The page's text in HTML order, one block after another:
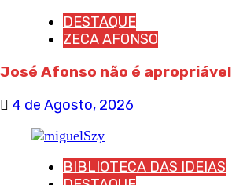
DESTAQUE
ZECA AFONSO
José Afonso não é apropriável
4 de Agosto, 2026
BIBLIOTECA DAS IDEIAS